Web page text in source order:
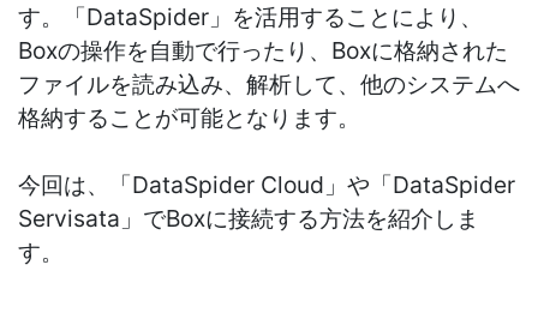
す。「DataSpider」を活用することにより、
Boxの操作を自動で行ったり、Boxに格納された
ファイルを読み込み、解析して、他のシステムへ
格納することが可能となります。
今回は、「DataSpider Cloud」や「DataSpider
Servisata」でBoxに接続する方法を紹介しま
す。